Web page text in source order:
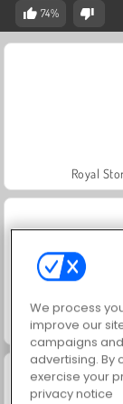
74%
Royal
Let's
We process
improve our
campaigns
advertising. By
exercise your
privacy notice